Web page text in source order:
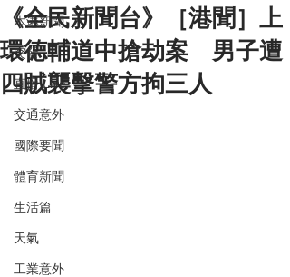
本港新聞
突發
直播 Live
交通意外
國際要聞
體育新聞
生活篇
天氣
工業意外
《全民新聞台》［港聞］上
環德輔道中搶劫案 男子遭
四賊襲擊警方拘三人